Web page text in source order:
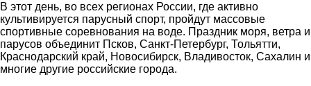
В этот день, во всех регионах России, где активно
культивируется парусный спорт, пройдут массовые
спортивные соревнования на воде. Праздник моря, ветра и
парусов объединит Псков, Санкт-Петербург, Тольятти,
Краснодарский край, Новосибирск, Владивосток, Сахалин и
многие другие российские города.